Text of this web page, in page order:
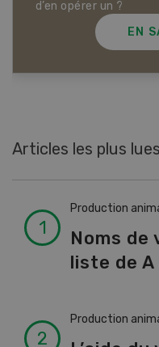
EN
Articles les plus lues
Production
Noms de
liste de A
Production